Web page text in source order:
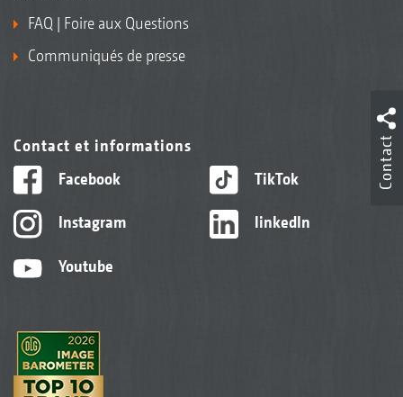
FAQ | Foire aux Questions
Communiqués de presse
Contact et informations
Facebook
Instagram
Youtube
TikTok
linkedIn
Contact